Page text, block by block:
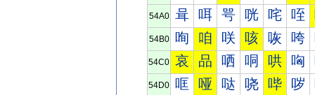
54A0 咠 咡 咢 咣 咤 咥
54B0 咰 咱 咲 咳 咴 咵
54C0 哀 品 哂 哃 哄 哅
54D0 哐 哑 哒 哓 哔 哕